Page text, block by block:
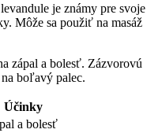
je známy pre svoje
Môže sa použiť na masáž
zápal a bolesť. Zázvorovú
boľavý palec.
Účinky
a bolesť